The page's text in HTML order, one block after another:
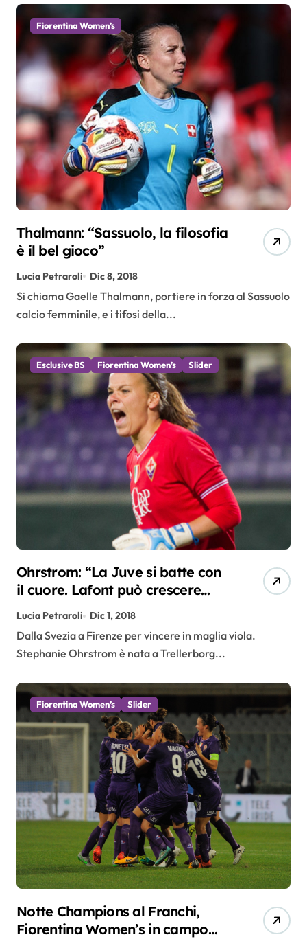
Fiorentina Women’s
Thalmann: “Sassuolo, la filosofia
è il bel gioco”
Lucia Petraroli Dic 8, 2018
Si chiama Gaelle Thalmann, portiere in forza al Sassuolo
calcio femminile, e i tifosi della...
Esclusive BS Fiorentina Women’s Slider
Ohrstrom: “La Juve si batte con
il cuore. Lafont può crescere
tanto”
Lucia Petraroli Dic 1, 2018
Dalla Svezia a Firenze per vincere in maglia viola.
Stephanie Ohrstrom è nata a Trellerborg...
Fiorentina Women’s Slider
Notte Champions al Franchi,
Fiorentina Women’s in campo